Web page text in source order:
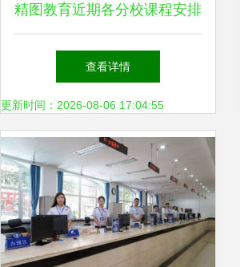
精图教育近期各分校课程安排
与信息服务全攻略
查看详情
更新时间：2026-08-06 17:04:55